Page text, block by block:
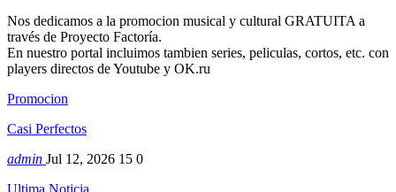
Nos dedicamos a la promocion musical y cultural GRATUITA a
través de Proyecto Factoría.
En nuestro portal incluimos tambien series, peliculas, cortos, etc. con
players directos de Youtube y OK.ru
Promocion
Casi Perfectos
admin Jul 12, 2026 15 0